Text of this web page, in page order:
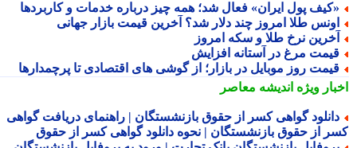
پول ایران» فعال شد؛ همه چیز درباره خدمات و کاربردها
طلا امروز چند دلار شد؟ آخرین قیمت بازار جهانی
نرخ طلا و سکه امروز
مرغ در آستانه افزایش
روز موبایل در بازار؛ از گوشی های اقتصادی تا پرچمدارها
ویژهاندیشه معاصر
گواهی کسر از حقوق بازنشستگان | راهنمای دریافت گواهی
از حقوق بازنشستگان | نحوه دانلود گواهی کسر از حقوق